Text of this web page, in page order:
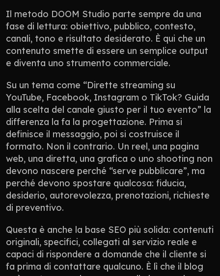
Il metodo DOOM Studio parte sempre da una
fase di lettura: obiettivo, pubblico, contesto,
canali, tono e risultato desiderato. È qui che un
contenuto smette di essere un semplice output
e diventa uno strumento commerciale.
Su un tema come “Dirette streaming su
YouTube, Facebook, Instagram o TikTok? Guida
alla scelta del canale giusto per il tuo evento” la
differenza la fa la progettazione. Prima si
definisce il messaggio, poi si costruisce il
formato. Non il contrario. Un reel, una pagina
web, una diretta, una grafica o uno shooting non
devono nascere perché “serve pubblicare”, ma
perché devono spostare qualcosa: fiducia,
desiderio, autorevolezza, prenotazioni, richieste
di preventivo.
Questa è anche la base SEO più solida: contenuti
originali, specifici, collegati al servizio reale e
capaci di rispondere a domande che il cliente si
fa prima di contattare qualcuno. È lì che il blog